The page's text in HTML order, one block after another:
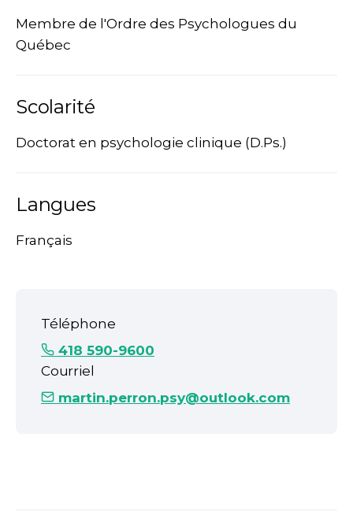
Membre de l'Ordre des Psychologues du
Québec
Scolarité
Doctorat en psychologie clinique (D.Ps.)
Langues
Français
Téléphone
418 590-9600
Courriel
martin.perron.psy@outlook.com